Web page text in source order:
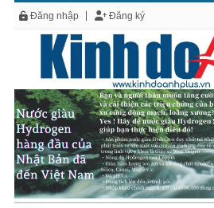
Đăng nhập Đăng ký